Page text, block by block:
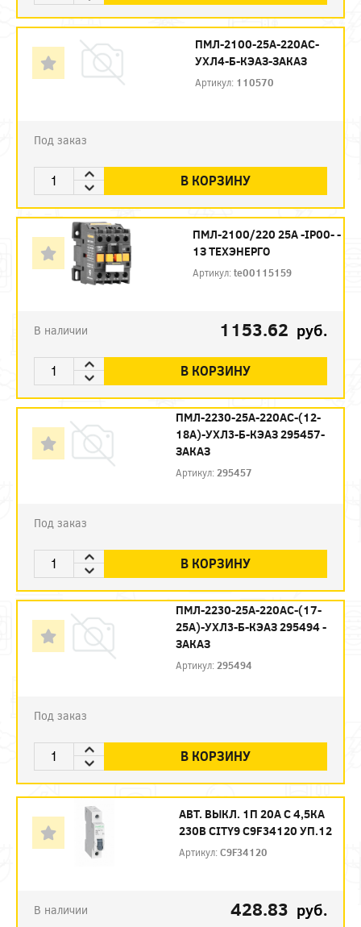
ПМЛ-2100-25А-220AC-
УХЛ4-Б-КЭАЗ-ЗАКАЗ
Артикул: 110570
Под заказ
В КОРЗИНУ
ПМЛ-2100/220 25А -IP00- -
1З ТЕХЭНЕРГО
Артикул:te00115159
В наличии 1153.62 руб.
В КОРЗИНУ
ПМЛ-2230-25А-220AC-(12-
18А)-УХЛ3-Б-КЭАЗ 295457-
ЗАКАЗ
Артикул: 295457
Под заказ
В КОРЗИНУ
ПМЛ-2230-25А-220AC-(17-
25А)-УХЛ3-Б-КЭАЗ 295494 -
ЗАКАЗ
Артикул: 295494
Под заказ
В КОРЗИНУ
АВТ. ВЫКЛ. 1П 20А С 4,5КА
230В CITY9 C9F34120 УП.12
Артикул:C9F34120
В наличии 428.83 руб.